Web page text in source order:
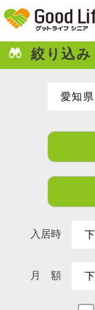
絞り込み
入居時
月 額